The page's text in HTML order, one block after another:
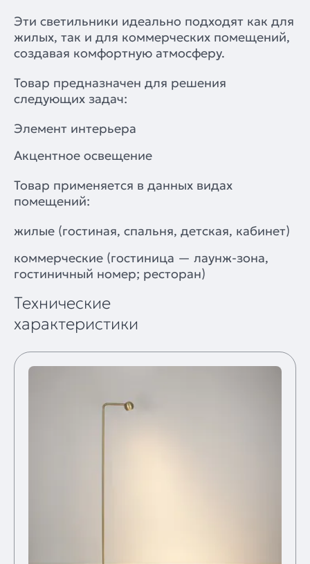
Эти светильники идеально подходят как для
жилых, так и для коммерческих помещений,
создавая комфортную атмосферу.
Товар предназначен для решения
следующих задач:
Элемент интерьера
Акцентное освещение
Товар применяется в данных видах
помещений:
жилые (гостиная, спальня, детская, кабинет)
коммерческие (гостиница — лаунж-зона,
гостиничный номер; ресторан)
Технические
характеристики